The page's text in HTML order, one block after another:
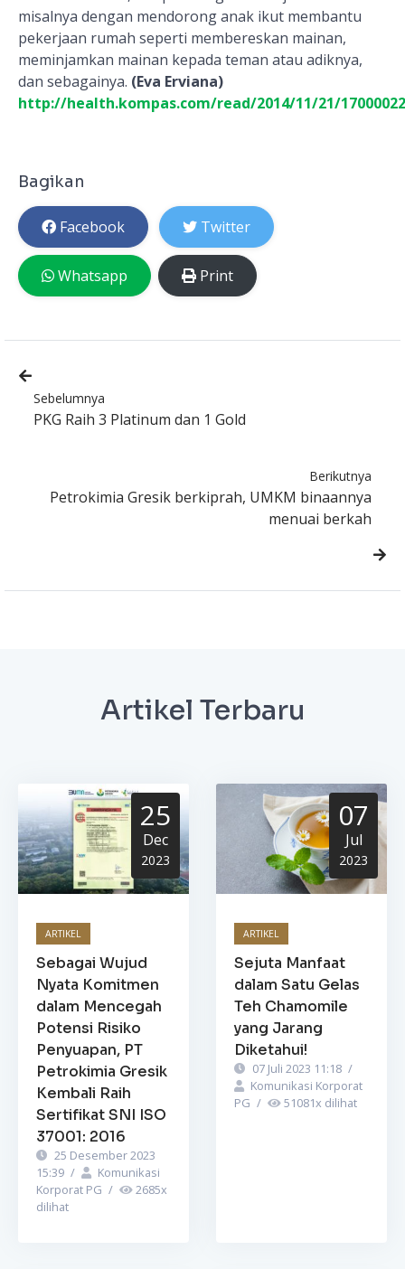
misalnya dengan mendorong anak ikut membantu
pekerjaan rumah seperti membereskan mainan,
meminjamkan mainan kepada teman atau adiknya,
dan sebagainya. (Eva Erviana)
http://health.kompas.com/read/2014/11/21/
Bagikan
Facebook Twitter
Whatsapp Print
Sebelumnya
PKG Raih 3 Platinum dan 1 Gold
Berikutnya
Petrokimia Gresik berkiprah, UMKM binaannya
menuai berkah
Artikel Terbaru
25
Dec
2023
ARTIKEL
Sebagai Wujud
Nyata Komitmen
dalam Mencegah
Potensi Risiko
Penyuapan, PT
Petrokimia Gresik
Kembali Raih
Sertifikat SNI ISO
37001: 2016
25 Desember 2023
15:39 /
Komunikasi
Korporat PG / 2685x
dilihat
07
Jul
2023
ARTIKEL
Sejuta Manfaat
dalam Satu Gelas
Teh Chamomile
yang Jarang
Diketahui!
07 Juli 2023 11:18 /
Komunikasi Korporat
PG / 51081x dilihat